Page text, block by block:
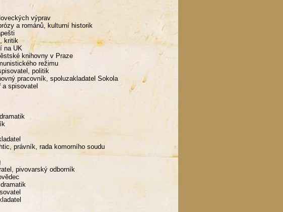
výprav
a románů, kulturní historik
kritik
na UK
knihovny v Praze
režimu
politik
pracovník, spoluzakladatel Sokola
spisovatel
právník, rada komorního soudu
pivovarský odborník